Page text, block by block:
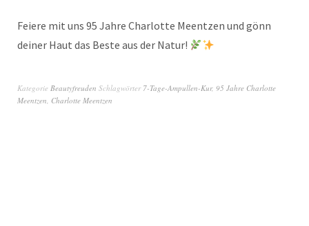
Feiere mit uns 95 Jahre Charlotte Meentzen und gönn
deiner Haut das Beste aus der Natur!
Kategorie Beautyfreuden Schlagwörter 7-Tage-Ampullen-Kur, 95 Jahre Charlotte
Meentzen Charlotte Meentzen